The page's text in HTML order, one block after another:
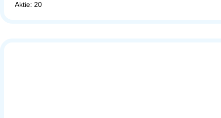
Aktie: 20